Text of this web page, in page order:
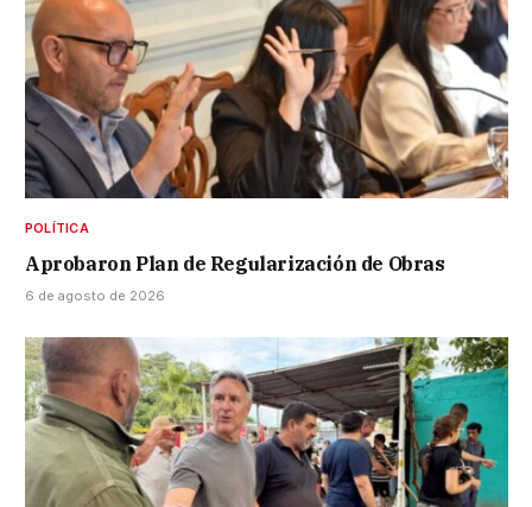
POLÍTICA
Aprobaron Plan de Regularización de Obras
6 de agosto de 2026